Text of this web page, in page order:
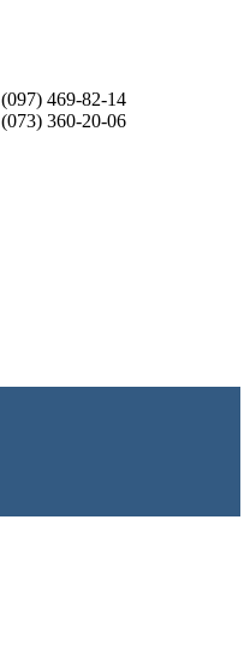
(097) 469-82-14
(073) 360-20-06